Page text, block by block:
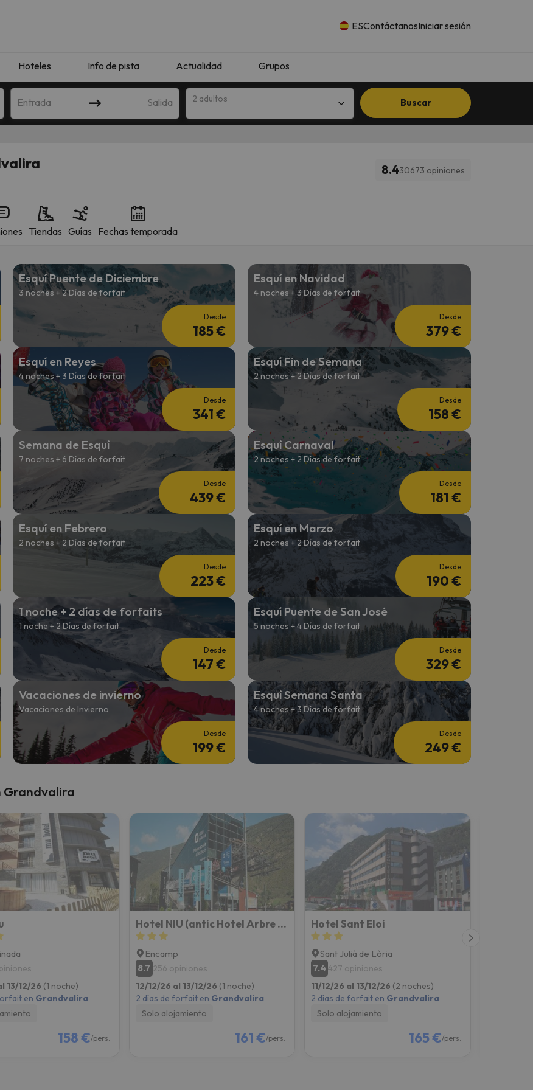
ESContáctanosIniciar sesión
Hoteles Info de pista Actualidad Grupos
Entrada Salida 2 adultos Buscar
norte. En cuanto encuentre su brújula vuelve.
8.430673 opiniones
Tiendas Guías Fechas temporada
Esquí Puente de Diciembre
3 noches + 2 Días de forfait
Desde
185 €
Esquí en Navidad
4 noches + 3 Días de forfait
Desde
379 €
Esquí en Reyes
4 noches + 3 Días de forfait
Desde
341 €
Esquí Fin de Semana
2 noches + 2 Días de forfait
Desde
158 €
Semana de Esquí
7 noches + 6 Días de forfait
Desde
439 €
Esquí Carnaval
2 noches + 2 Días de forfait
Desde
181 €
Esquí en Febrero
2 noches + 2 Días de forfait
Desde
223 €
Esquí en Marzo
2 noches + 2 Días de forfait
Desde
190 €
1 noche + 2 días de forfaits
1 noche + 2 Días de forfait
Desde
147 €
Esquí Puente de San José
5 noches + 4 Días de forfait
Desde
329 €
Vacaciones de invierno
Vacaciones de Invierno
Desde
199 €
Esquí Semana Santa
4 noches + 3 Días de forfait
Desde
249 €
Grandvalira
13/12/26 (1 noche)
en Grandvalira
158 €/pers.
Hotel NIU (antic Hotel Arbre de Neu)
Encamp
8.7 256 opiniones
12/12/26 al 13/12/26 (1 noche)
2 días de forfait en Grandvalira
Solo alojamiento
161 €/pers.
Hotel Sant Eloi
Sant Julià de Lòria
7.4427 opiniones
11/12/26 al 13/12/26 (2 noches)
2 días de forfait en Grandvalira
Solo alojamiento
165 €/pers.